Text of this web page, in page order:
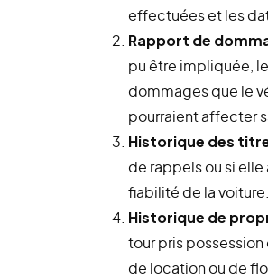
effectuées et les
Rapport de
pu être impliquée,
dommages que le
pourraient affecter
Historique des
de rappels ou si
fiabilité de la voiture.
Historique de
tour pris possession
de location ou de